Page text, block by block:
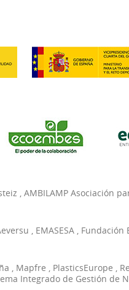
AMBILAMP Asociación
EMASESA Fundación
Mapfre PlasticsEurope
Integrado de Gestión de